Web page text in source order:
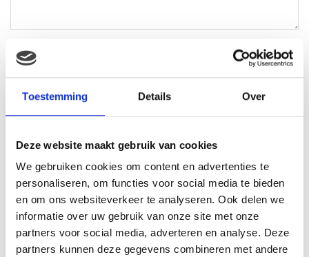
Toestemming Details Over
Deze website maakt gebruik van cookies
We gebruiken cookies om content en advertenties te
personaliseren, om functies voor social media te bieden
en om ons websiteverkeer te analyseren. Ook delen we
informatie over uw gebruik van onze site met onze
partners voor social media, adverteren en analyse. Deze
partners kunnen deze gegevens combineren met andere
Gerelateerde producten